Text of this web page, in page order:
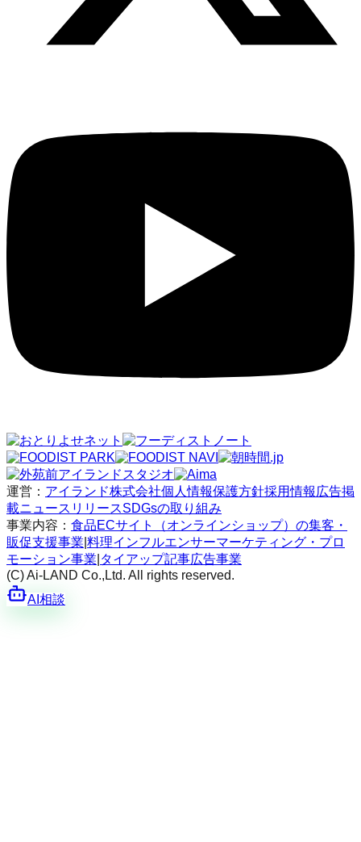
運営： アイランド株式会社個人情報保護方針採用情報 広告掲
載ニュースリリースSDGsの取り組み
事業内容： 食品ECサイト（オンラインショップ）の集客・
販促支援事業 料理インフルエンサーマーケティング・プロ
モーション事業 タイアップ記事広告事業
(C) Ai-LAND Co.,Ltd. All rights reserved.
AI相談